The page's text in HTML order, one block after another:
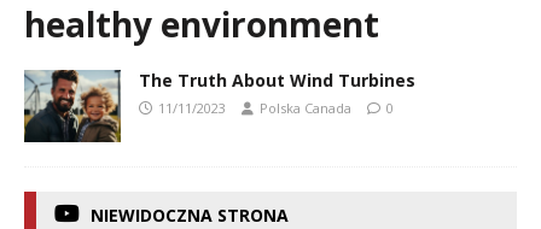
healthy environment
The Truth About Wind Turbines
11/11/2023 Polska Canada 0
NIEWIDOCZNA STRONA